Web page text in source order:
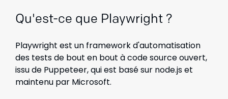
Qu'est-ce que Playwright ?
Playwright est un framework d'automatisation
des tests de bout en bout à code source ouvert,
issu de Puppeteer, qui est basé sur node.js et
maintenu par Microsoft.